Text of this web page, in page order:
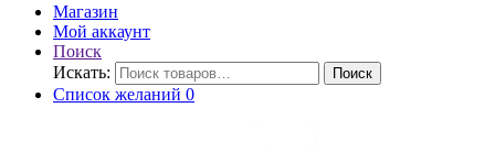
Магазин
Мой аккаунт
Поиск
Искать:
Поиск
Список желаний 0